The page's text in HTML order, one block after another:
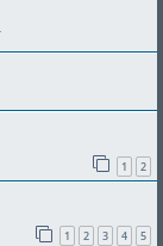
1 2
1 2 3 4 5